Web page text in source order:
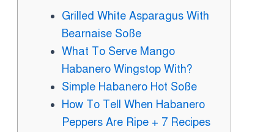
Grilled White Asparagus With
Bearnaise Soße
What To Serve Mango
Habanero Wingstop With?
Simple Habanero Hot Soße
How To Tell When Habanero
Peppers Are Ripe + 7 Recipes